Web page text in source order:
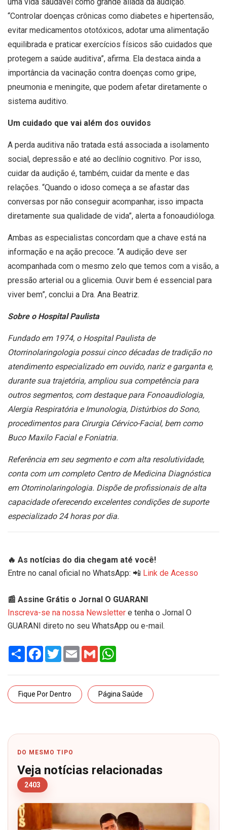
uma vida saudável como grande aliada da audição.
“Controlar doenças crônicas como diabetes e hipertensão,
evitar medicamentos ototóxicos, adotar uma alimentação
equilibrada e praticar exercícios físicos são cuidados que
protegem a saúde auditiva”, afirma. Ela destaca ainda a
importância da vacinação contra doenças como gripe,
pneumonia e meningite, que podem afetar diretamente o
sistema auditivo.
Um cuidado que vai além dos ouvidos
A perda auditiva não tratada está associada a isolamento
social, depressão e até ao declínio cognitivo. Por isso,
cuidar da audição é, também, cuidar da mente e das
relações. “Quando o idoso começa a se afastar das
conversas por não conseguir acompanhar, isso impacta
diretamente sua qualidade de vida”, alerta a fonoaudióloga.
Ambas as especialistas concordam que a chave está na
informação e na ação precoce. “A audição deve ser
acompanhada com o mesmo zelo que temos com a visão, a
pressão arterial ou a glicemia. Ouvir bem é essencial para
viver bem”, conclui a Dra. Ana Beatriz.
Sobre o Hospital Paulista
Fundado em 1974, o Hospital Paulista de
Otorrinolaringologia possui cinco décadas de tradição no
atendimento especializado em ouvido, nariz e garganta e,
durante sua trajetória, ampliou sua competência para
outros segmentos, com destaque para Fonoaudiologia,
Alergia Respiratória e Imunologia, Distúrbios do Sono,
procedimentos para Cirurgia Cérvico-Facial, bem como
Buco Maxilo Facial e Foniatria.
Referência em seu segmento e com alta resolutividade,
conta com um completo Centro de Medicina Diagnóstica
em Otorrinolaringologia. Dispõe de profissionais de alta
capacidade oferecendo excelentes condições de suporte
especializado 24 horas por dia.
🔥 As notícias do dia chegam até você!
Entre no canal oficial no WhatsApp: 📲 Link de Acesso
📰 Assine Grátis o Jornal O GUARANI
Inscreva-se na nossa Newsletter e tenha o Jornal O
GUARANI direto no seu WhatsApp ou e-mail.
Share Facebook
TwitterEmail Gmail
Fique Por Dentro Página Saúde
DO MESMO TIPO
Veja notícias relacionadas
2403